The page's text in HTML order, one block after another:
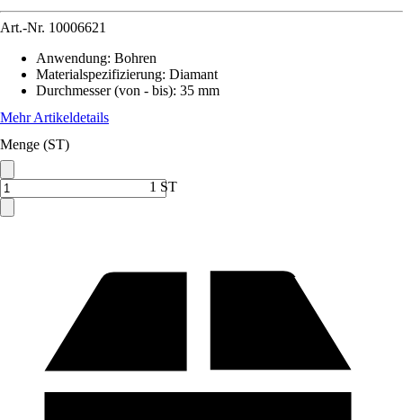
Art.-Nr. 10006621
Anwendung: Bohren
Materialspezifizierung: Diamant
Durchmesser (von - bis): 35 mm
Mehr Artikeldetails
Menge (ST)
1 ST